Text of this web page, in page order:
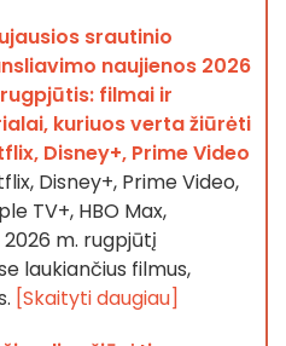
srautinio
naujienos 2026
filmai ir
kuriuos verta žiūrėti
Disney+, Prime Video
Disney+, Prime Video,
TV+, HBO Max,
m. rugpjūtį
laukiančius filmus,
[Skaityti daugiau]